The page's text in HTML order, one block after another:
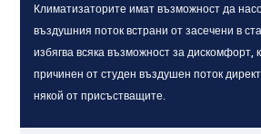
Климатизаторите имат възможност да
въздушния поток встрани от засечени в
избягва всяка възможност за дискомфорт,
причинен от студен въздушен поток
някой от присъстващите.